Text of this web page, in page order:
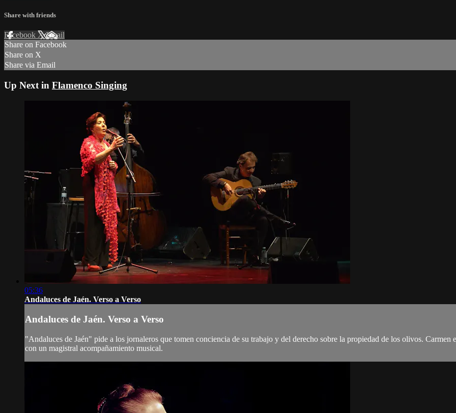
Share with friends
Facebook XEmail
Share on Facebook
Share on X
Share via Email
Up Next in Flamenco Singing
05:36
Andaluces de Jaén. Verso a Verso
Andaluces de Jaén. Verso a Verso
"Andaluces de Jaén" pide a los jornaleros que tomen conciencia de su trabajo y del derecho sobre la propiedad de los olivos. Carmen
con un magistral acompañamiento musical.